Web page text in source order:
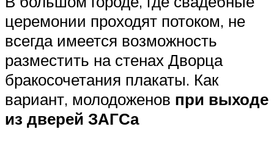
церемонии проходят потоком, не
всегда имеется возможность
разместить на стенах Дворца
бракосочетания плакаты. Как
вариант, молодоженов при выходе
из дверей ЗАГСа